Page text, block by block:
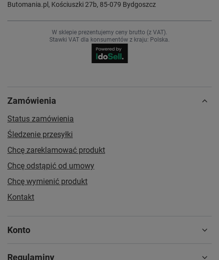
Butomania.pl , Kościuszki 27b, 85-079 Bydgoszcz
W sklepie prezentujemy ceny brutto (z VAT).
Stawki VAT dla konsumentów z kraju: Polska.
Zamówienia
Status zamówienia
Śledzenie przesyłki
Chcę zareklamować produkt
Chcę odstąpić od umowy
Chcę wymienić produkt
Kontakt
Konto
Regulaminy